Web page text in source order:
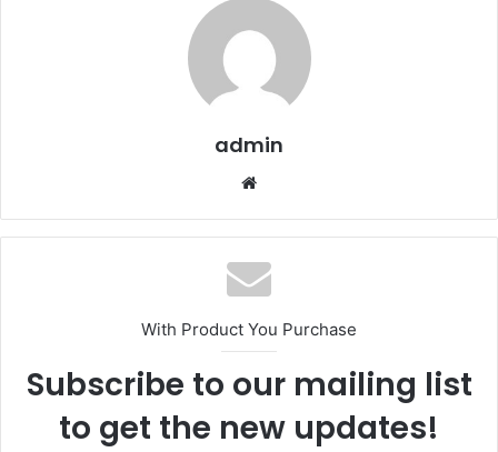
admin
With Product You Purchase
Subscribe to our mailing list
to get the new updates!